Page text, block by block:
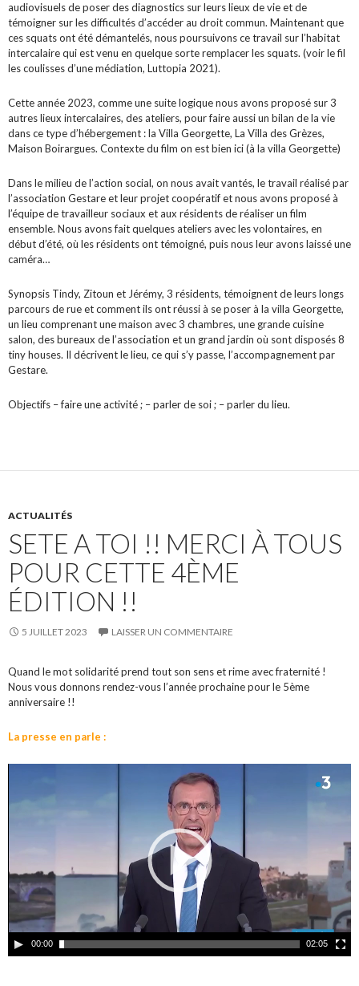
audiovisuels de poser des diagnostics sur leurs lieux de vie et de
témoigner sur les difficultés d’accéder au droit commun. Maintenant que
ces squats ont été démantelés, nous poursuivons ce travail sur l’habitat
intercalaire qui est venu en quelque sorte remplacer les squats. (voir le fil
les coulisses d’une médiation, Luttopia 2021).
Cette année 2023, comme une suite logique nous avons proposé sur 3
autres lieux intercalaires, des ateliers, pour faire aussi un bilan de la vie
dans ce type d’hébergement : la Villa Georgette, La Villa des Grèzes,
Maison Boirargues. Contexte du film on est bien ici (à la villa Georgette)
Dans le milieu de l’action social, on nous avait vantés, le travail réalisé par
l’association Gestare et leur projet coopératif et nous avons proposé à
l’équipe de travailleur sociaux et aux résidents de réaliser un film
ensemble. Nous avons fait quelques ateliers avec les volontaires, en
début d’été, où les résidents ont témoigné, puis nous leur avons laissé une
caméra…
Synopsis Tindy, Zitoun et Jérémy, 3 résidents, témoignent de leurs longs
parcours de rue et comment ils ont réussi à se poser à la villa Georgette,
un lieu comprenant une maison avec 3 chambres, une grande cuisine
salon, des bureaux de l’association et un grand jardin où sont disposés 8
tiny houses. Il décrivent le lieu, ce qui s’y passe, l’accompagnement par
Gestare.
Objectifs – faire une activité ; – parler de soi ; – parler du lieu.
ACTUALITÉS
SETE A TOI !! MERCI À TOUS
POUR CETTE 4ÈME
ÉDITION !!
5 JUILLET 2023 LAISSER UN COMMENTAIRE
Quand le mot solidarité prend tout son sens et rime avec fraternité !
Nous vous donnons rendez-vous l’année prochaine pour le 5ème
anniversaire !!
La presse en parle :
00:00 02:05